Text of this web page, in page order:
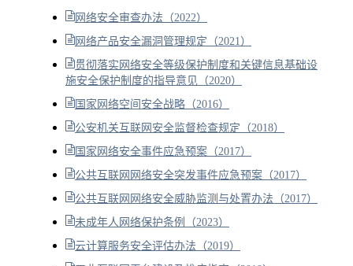
网络安全审查办法（2022）
网络产品安全漏洞管理规定（2021）
贯彻落实网络安全等级保护制度和关键信息基础设
施安全保护制度的指导意见（2020）
国家网络空间安全战略（2016）
公安机关互联网安全监督检查规定（2018）
国家网络安全事件应急预案（2017）
公共互联网网络安全突发事件应急预案（2017）
公共互联网网络安全威胁监测与处置办法（2017）
未成年人网络保护条例（2023）
云计算服务安全评估办法（2019）